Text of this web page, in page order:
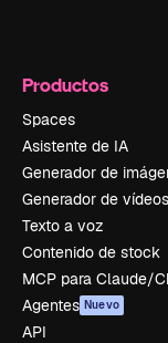
Productos
Spaces
Asistente de IA
Generador de
Generador de vídeos
Texto a voz
Contenido de stock
MCP para Claude/
Agentes Nuevo
API